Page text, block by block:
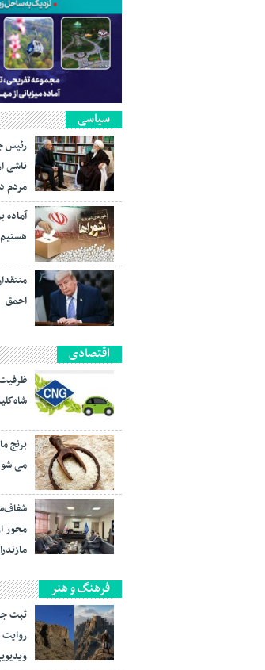
سیاسی
رئیس
ناشی
مردم
آماده
هستیم
احمق
اقتصادی
برنج
می
محور
فرهنگ و هنر
ثبت